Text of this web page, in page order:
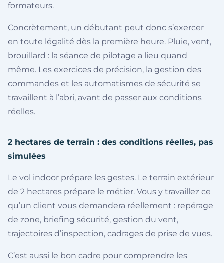
formateurs.
Concrètement, un débutant peut donc s’exercer
en toute légalité dès la première heure. Pluie, vent,
brouillard : la séance de pilotage a lieu quand
même. Les exercices de précision, la gestion des
commandes et les automatismes de sécurité se
travaillent à l’abri, avant de passer aux conditions
réelles.
2 hectares de terrain : des conditions réelles, pas
simulées
Le vol indoor prépare les gestes. Le terrain extérieur
de 2 hectares prépare le métier. Vous y travaillez ce
qu’un client vous demandera réellement : repérage
de zone, briefing sécurité, gestion du vent,
trajectoires d’inspection, cadrages de prise de vues.
C’est aussi le bon cadre pour comprendre les